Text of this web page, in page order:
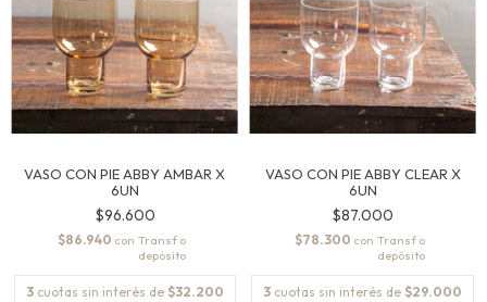
VASO CON PIE ABBY AMBAR X
6UN
$96.600
$86.940 con
3 cuotas sin interés de $32.200
VASO CON PIE ABBY CLEAR X
6UN
$87.000
$78.300 con
3 cuotas sin interés de $29.000